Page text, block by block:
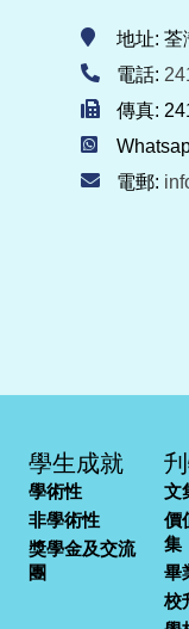
地址: 荃
電話:
傳真:
電郵:
學生成就
學術性
非學術性
獎學金及交流
團
文
價
集
畢
校